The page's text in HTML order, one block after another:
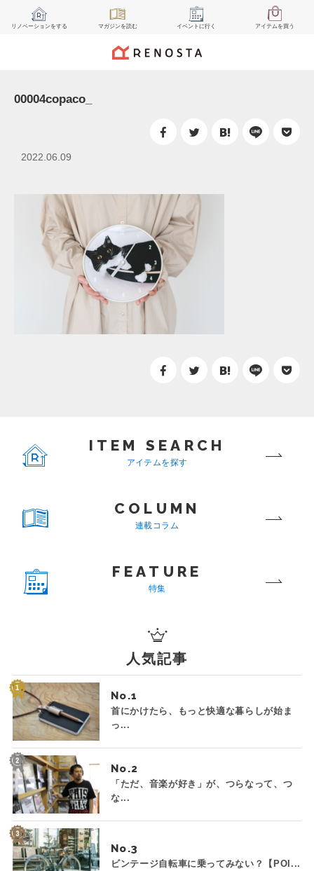
リノベーションをする マガジンを読む イベント に行く アイテムを買う
00004copaco_
2022.06.09
ITEM SEARCH
アイテムを探す
COLUMN
連載コラム
FEATURE
特集
人気記事
No.
首にかけたら、もっと快適な暮らしが始ま
っ...
No.
「ただ、音楽が好き」が、つらなって、つ
な...
No.
ビンテージ自転車に乗ってみない？【POI...